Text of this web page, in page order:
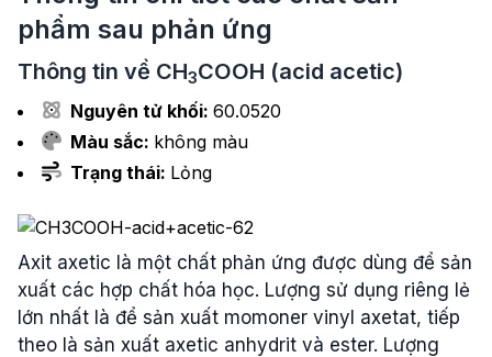
phẩm sau phản ứng
Thông tin về CH3COOH (acid acetic)
Nguyên tử khối: 60.0520
Màu sắc: không màu
Trạng thái: Lỏng
Axit axetic là một chất phản ứng được dùng để sản
xuất các hợp chất hóa học. Lượng sử dụng riêng lẻ
lớn nhất là để sản xuất momoner vinyl axetat, tiếp
theo là sản xuất axetic anhydrit và ester. Lượng